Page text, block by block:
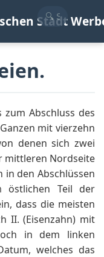
Stadt
zum Abschluss des
mit vierzehn
denen sich zwei
mittleren Nordseite
in den Abschlüssen
östlichen Teil der
dass die meisten
II. (Eisenzahn) mit
in dem linken
welches das